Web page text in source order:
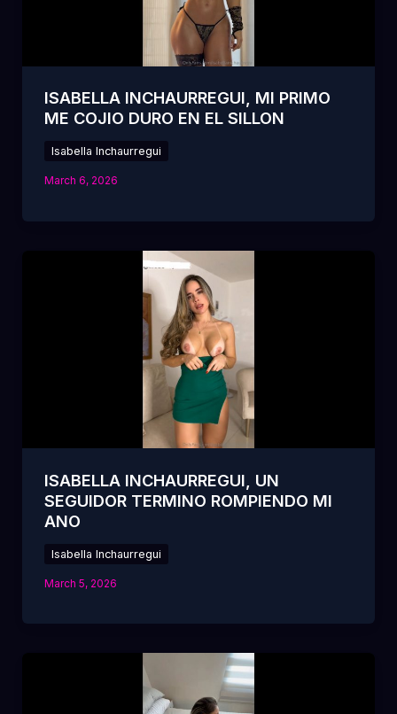
ISABELLA INCHAURREGUI, MI PRIMO
ME COJIO DURO EN EL SILLON
Isabella Inchaurregui
March 6, 2026
ISABELLA INCHAURREGUI, UN
SEGUIDOR TERMINO ROMPIENDO MI
ANO
Isabella Inchaurregui
March 5, 2026